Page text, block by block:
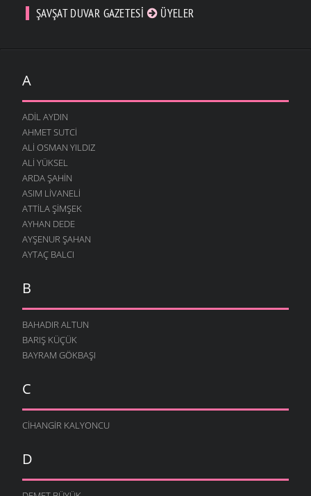
ŞAVŞAT DUVAR GAZETESI ÜYELER
A
ADIL AYDIN
AHMET SUTCI
ALI OSMAN YILDIZ
ALI YÜKSEL
ARDA ŞAHIN
ASIM LIVANELI
ATTILA ŞIMŞEK
AYHAN DEDE
AYŞENUR ŞAHAN
AYTAÇ BALCI
B
BAHADIR ALTUN
BARIŞ KÜÇÜK
BAYRAM GÖKBAŞI
C
CIHANGIR KALYONCU
D